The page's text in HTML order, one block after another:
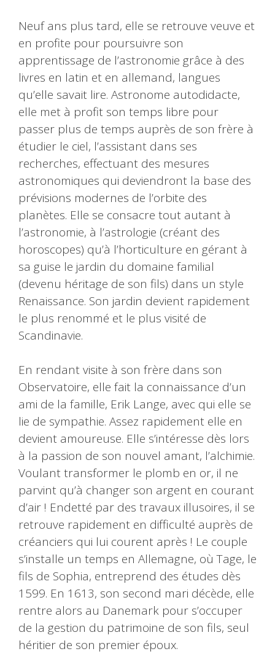
Neuf ans plus tard, elle se retrouve veuve et
en profite pour poursuivre son
apprentissage de l’astronomie grâce à des
livres en latin et en allemand, langues
qu’elle savait lire. Astronome autodidacte,
elle met à profit son temps libre pour
passer plus de temps auprès de son frère à
étudier le ciel, l’assistant dans ses
recherches, effectuant des mesures
astronomiques qui deviendront la base des
prévisions modernes de l’orbite des
planètes. Elle se consacre tout autant à
l’astronomie, à l’astrologie (créant des
horoscopes) qu’à l’horticulture en gérant à
sa guise le jardin du domaine familial
(devenu héritage de son fils) dans un style
Renaissance. Son jardin devient rapidement
le plus renommé et le plus visité de
Scandinavie.
En rendant visite à son frère dans son
Observatoire, elle fait la connaissance d’un
ami de la famille, Erik Lange, avec qui elle se
lie de sympathie. Assez rapidement elle en
devient amoureuse. Elle s’intéresse dès lors
à la passion de son nouvel amant, l’alchimie.
Voulant transformer le plomb en or, il ne
parvint qu’à changer son argent en courant
d’air ! Endetté par des travaux illusoires, il se
retrouve rapidement en difficulté auprès de
créanciers qui lui courent après ! Le couple
s’installe un temps en Allemagne, où Tage, le
fils de Sophia, entreprend des études dès
1599. En 1613, son second mari décède, elle
rentre alors au Danemark pour s’occuper
de la gestion du patrimoine de son fils, seul
héritier de son premier époux.